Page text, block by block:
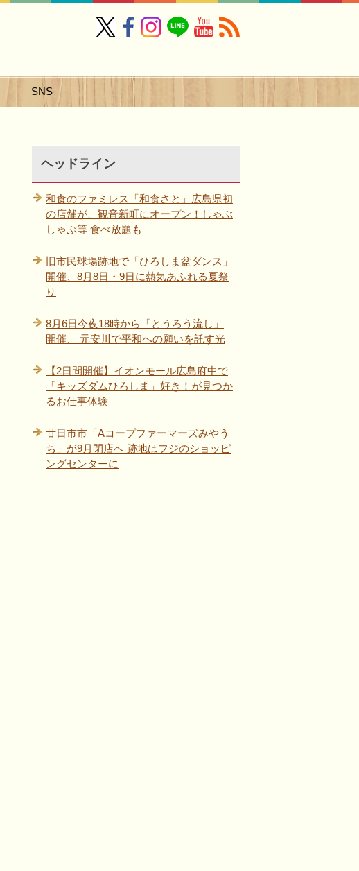
SNS
ヘッドライン
和食のファミレス「和食さと」広島県初
の店舗が、観音新町にオープン！しゃぶ
しゃぶ等 食べ放題も
旧市民球場跡地で「ひろしま盆ダンス」
開催、8月8日・9日に熱気あふれる夏祭
り
8月6日今夜18時から「とうろう流し」
開催、 元安川で平和への願いを託す光
【2日間開催】イオンモール広島府中で
「キッズダムひろしま」好き！が見つか
るお仕事体験
廿日市市「Aコープファーマーズみやう
ち」が9月閉店へ 跡地はフジのショッピ
ングセンターに